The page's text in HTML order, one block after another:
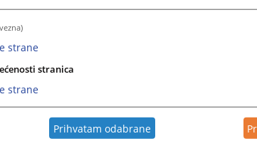
strane
stranica
strane
Prihvatam odabrane